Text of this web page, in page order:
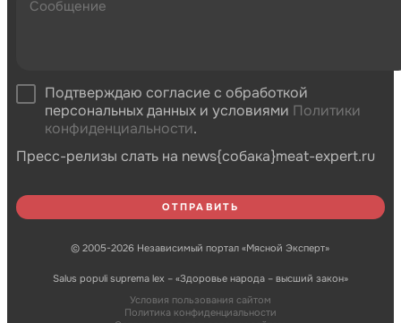
Подтверждаю согласие с обработкой
персональных данных и условиями Политики
конфиденциальности.
Пресс-релизы слать на news{собака}meat-expert.ru
© 2005-2026 Независимый портал «Мясной Эксперт»
Salus populi suprema lex – «Здоровье народа – высший закон»
Условия пользования сайтом
Политика конфиденциальности